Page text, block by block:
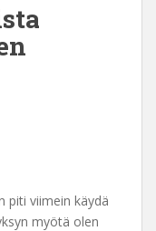
piti viimein käydä
myötä olen